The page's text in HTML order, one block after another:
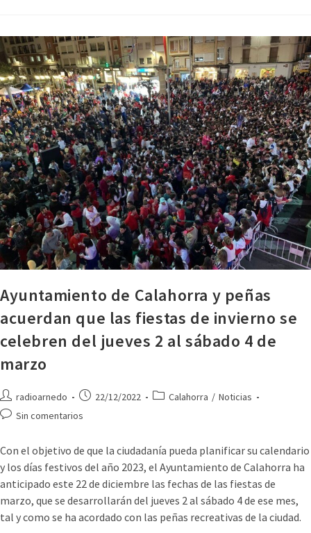
Ayuntamiento de Calahorra y peñas
acuerdan que las fiestas de invierno se
celebren del jueves 2 al sábado 4 de
marzo
radioarnedo 22/12/2022 Calahorra / Noticias
Sin comentarios
Con el objetivo de que la ciudadanía pueda planificar su calendario
y los días festivos del año 2023, el Ayuntamiento de Calahorra ha
anticipado este 22 de diciembre las fechas de las fiestas de
marzo, que se desarrollarán del jueves 2 al sábado 4 de ese mes,
tal y como se ha acordado con las peñas recreativas de la ciudad.